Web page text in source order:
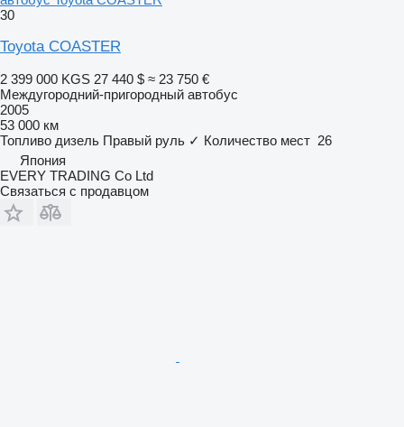
30
Toyota COASTER
2 399 000 KGS 27 440 $ ≈ 23 750 €
Междугородний-пригородный автобус
2005
53 000 км
Топливо дизель Правый руль ✓ Количество мест 26
Япония
EVERY TRADING Co Ltd
Связаться с продавцом